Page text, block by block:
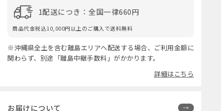
1配送につき：全国一律660円
商品代金税込10,000円以上のご購入で送料無料
※沖縄県全土を含む離島エリアへ配送する場合、ご利用金額に
関わらず、別途「離島中継手数料」がかかります。
詳細はこちら
お届けについて